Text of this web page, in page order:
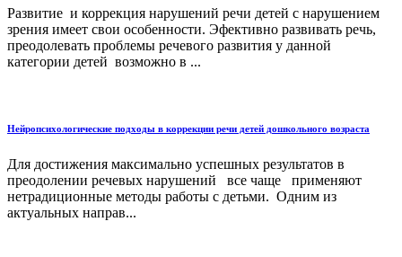
Развитие и коррекция нарушений речи детей с нарушением
зрения имеет свои особенности. Эфективно развивать речь,
преодолевать проблемы речевого развития у данной
категории детей возможно в ...
Нейропсихологические подходы в коррекции речи детей дошкольного возраста
Для достижения максимально успешных результатов в
преодолении речевых нарушений все чаще применяют
нетрадиционные методы работы с детьми. Одним из
актуальных направ...